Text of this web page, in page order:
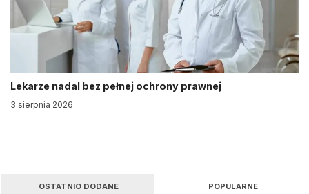
Lekarze nadal bez pełnej ochrony prawnej
3 sierpnia 2026
OSTATNIO DODANE POPULARNE